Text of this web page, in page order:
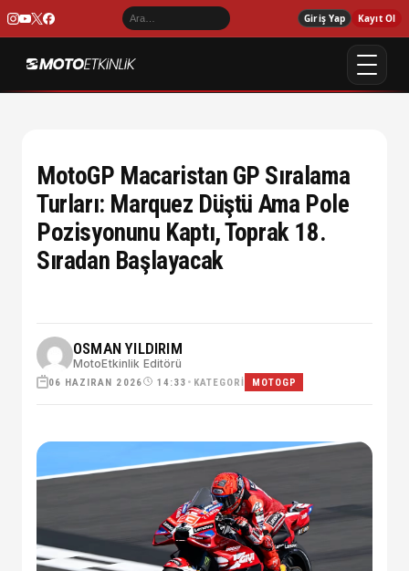
Giriş Yap Kayıt Ol
MotoGP Macaristan GP Sıralama
Turları: Marquez Düştü Ama Pole
Pozisyonunu Kaptı, Toprak 18.
Sıradan Başlayacak
OSMAN YILDIRIM
MotoEtkinlik Editörü
06 HAZIRAN 2026 14:33 • KATEGORI MOTOGP